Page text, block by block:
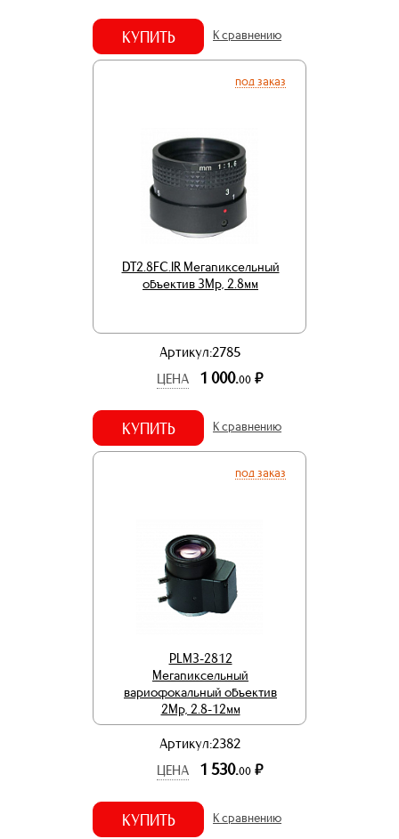
КУПИТЬ К сравнению
под заказ
DT2.8FC.IR Мегапиксельный
объектив 3Mp, 2.8мм
Артикул:2785
ЦЕНА
1 000.00 р.
КУПИТЬ К сравнению
под заказ
PLM3-2812
Мегапиксельный
вариофокальный объектив
2Mp, 2.8-12мм
Артикул:2382
ЦЕНА
1 530.00 р.
КУПИТЬ К сравнению